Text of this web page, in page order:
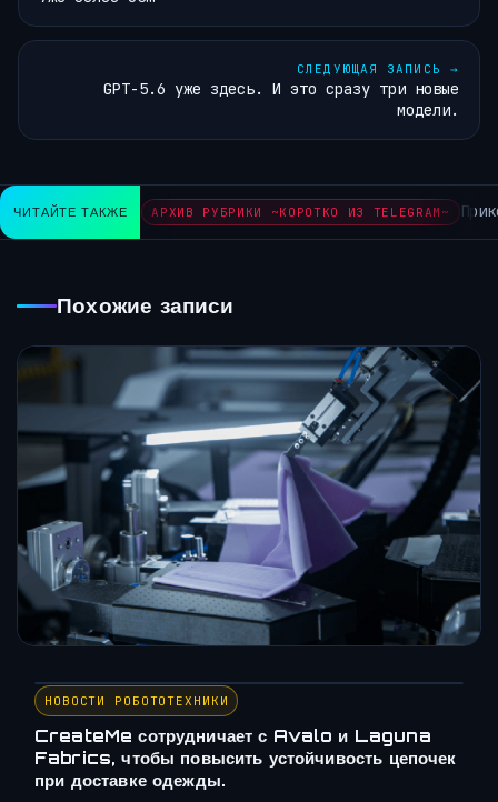
СЛЕДУЮЩАЯ ЗАПИСЬ →
GPT-5.6 уже здесь. И это сразу три новые
модели.
ЧИТАЙТЕ ТАКЖЕ АРХИВ РУБРИКИ ~КОРОТКО ИЗ TELEGRAM~
Похожие записи
НОВОСТИ РОБОТОТЕХНИКИ
CreateMe сотрудничает с Avalo и Laguna
Fabrics, чтобы повысить устойчивость цепочек
при доставке одежды.